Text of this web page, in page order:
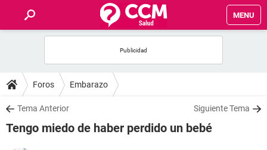
MENU
FOROS
SALUD
FAMILIA
Foros Embarazo
Tema Anterior Siguiente Tema
Tengo miedo de haber perdido un bebé